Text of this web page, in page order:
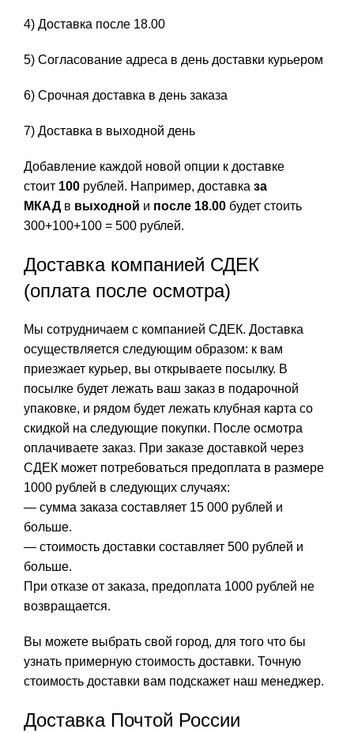
4) Доставка после 18.00
5) Согласование адреса в день доставки курьером
6) Срочная доставка в день заказа
7) Доставка в выходной день
Добавление каждой новой опции к доставке
стоит 100 рублей. Например, доставка за
МКАДв выходной и после 18.00 будет стоить
300+100+100 = 500 рублей.
Доставка компанией СДЕК
(оплата после осмотра)
Мы сотрудничаем с компанией СДЕК. Доставка
осуществляется следующим образом: к вам
приезжает курьер, вы открываете посылку. В
посылке будет лежать ваш заказ в подарочной
упаковке, и рядом будет лежать клубная карта со
скидкой на следующие покупки. После осмотра
оплачиваете заказ. При заказе доставкой через
СДЕК может потребоваться предоплата в размере
1000 рублей в следующих случаях:
— сумма заказа составляет 15 000 рублей и
больше.
— стоимость доставки составляет 500 рублей и
больше.
При отказе от заказа, предоплата 1000 рублей не
возвращается.
Вы можете выбрать свой город, для того что бы
узнать примерную стоимость доставки. Точную
стоимость доставки вам подскажет наш менеджер.
Доставка Почтой России